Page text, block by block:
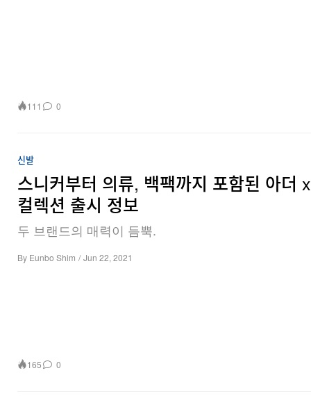
111 0
신발
스니커부터 의류, 백팩까지 포함된 아더
컬렉션 출시 정보
두 브랜드의 매력이 듬뿍.
By Eunbo Shim / Jun 22, 2021
165 0